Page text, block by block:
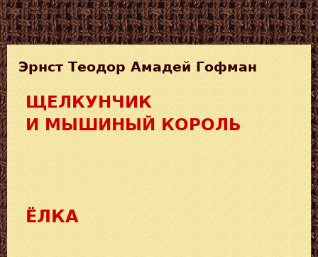
Эрнст Теодор Амадей Гофман
ЩЕЛКУНЧИК
И МЫШИНЫЙ КОРОЛЬ
ЁЛКА